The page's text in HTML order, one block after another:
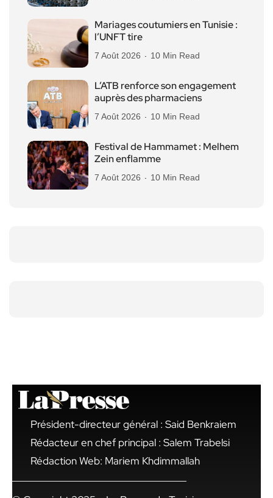
Mariages coutumiers en Tunisie :
l’UNFT tire
7 Août 2026 10 Min Read
L’ATB renforce son engagement
auprès des pharmaciens
7 Août 2026 10 Min Read
Festival de Hammamet : Melhem
Zein enflamme
7 Août 2026 10 Min Read
Président-directeur général : Said Benkraiem
Rédacteur en chef principal : Salem Trabelsi
Rédaction Web: Mariem Khdimmallah